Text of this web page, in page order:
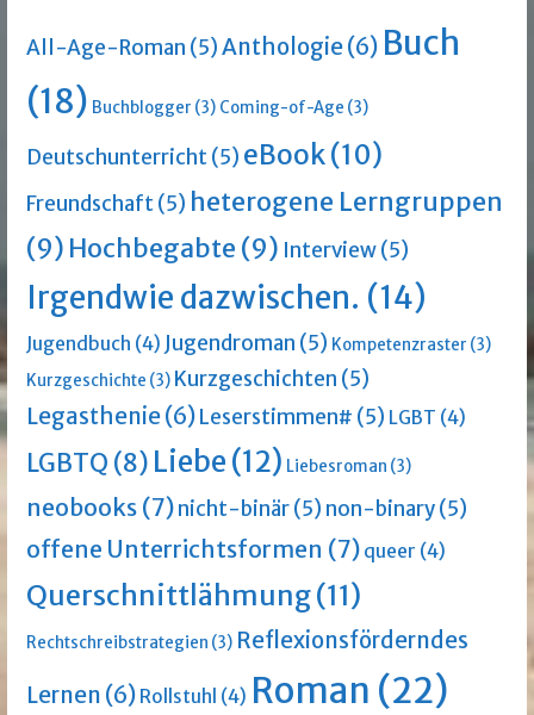
All-Age-Roman (5)Anthologie(6) Buch
(18) Buchblogger (3) Coming-of-Age (3)
Deutschunterricht(5) eBook(10)
Freundschaft(5) heterogene Lerngruppen
(9) Hochbegabte (9) Interview(5)
Irgendwie dazwischen. (14)
Jugendbuch (4) Jugendroman (5) Kompetenzraster (3)
Kurzgeschichte (3) Kurzgeschichten (5)
Legasthenie(6)Leserstimmen# (5) LGBT (4)
LGBTQ (8) Liebe(12) Liebesroman (3)
neobooks (7)nicht-binär(5) non-binary(5)
offene Unterrichtsformen (7) queer (4)
Querschnittlähmung(11)
Rechtschreibstrategien (3) Reflexionsförderndes
Lernen (6) Rollstuhl (4) Roman (22)